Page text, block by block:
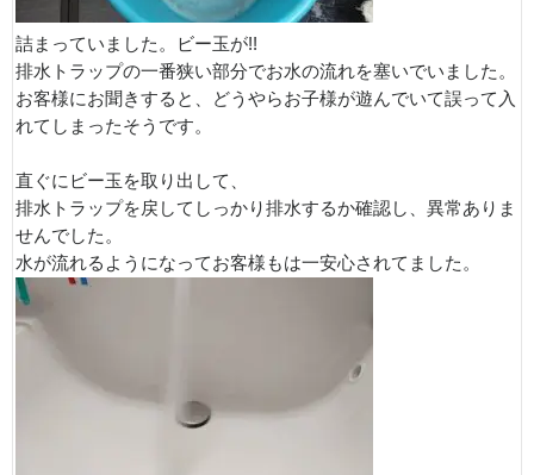
詰まっていました。ビー玉が!!
排水トラップの一番狭い部分でお水の流れを塞いでいました。
お客様にお聞きすると、どうやらお子様が遊んでいて誤って入
れてしまったそうです。
直ぐにビー玉を取り出して、
排水トラップを戻してしっかり排水するか確認し、異常ありま
せんでした。
水が流れるようになってお客様もは一安心されてました。